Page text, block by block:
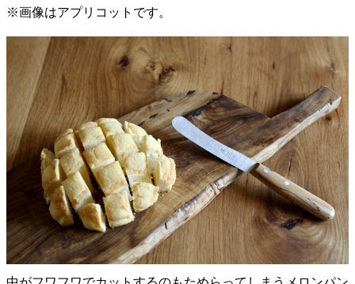
※画像はアプリコットです。